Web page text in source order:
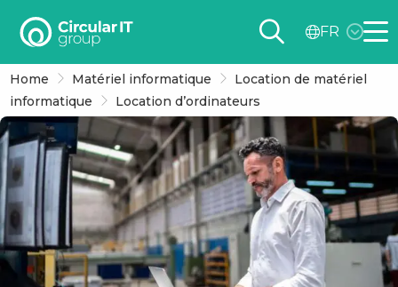
Circular
group
–
FR
FR
Home Matériel informatique
Location de matériel
informatique
Location d’ordinateurs